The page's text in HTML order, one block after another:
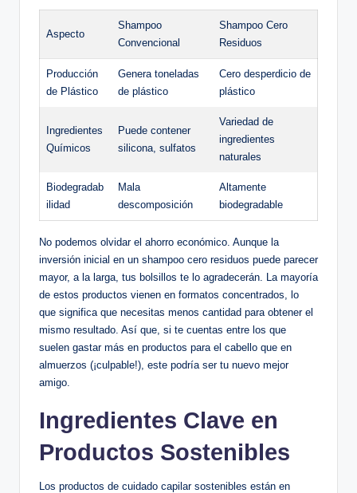
Aspecto
Shampoo
Convencional
Shampoo Cero
Residuos
Producción
de Plástico
Genera toneladas
de plástico
Cero desperdicio de
plástico
Ingredientes
Químicos
Puede contener
silicona, sulfatos
Variedad de
ingredientes
naturales
Biodegradab
ilidad
Mala
descomposición
Altamente
biodegradable
No podemos olvidar el ahorro económico. Aunque la
inversión inicial en un shampoo cero residuos puede parecer
mayor, a la larga, tus bolsillos te lo agradecerán. La mayoría
de estos productos vienen en formatos concentrados, lo
que significa que necesitas menos cantidad para obtener el
mismo resultado. Así que, si te cuentas entre los que
suelen gastar más en productos para el cabello que en
almuerzos (¡culpable!), este podría ser tu nuevo mejor
amigo.
Ingredientes Clave en
Productos Sostenibles
Los productos de cuidado capilar sostenibles están en